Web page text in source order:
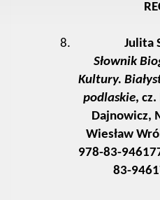
Julita
Słownik
Kultury.
podlaskie,
Dajnowicz,
Wiesław
978-83-
83-